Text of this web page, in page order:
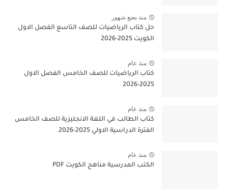
منذ بضع شهور
حل كتاب الرياضيات للصف التاسع الفصل الاول
الكويت 2025-2026
منذ عام
كتاب الرياضيات للصف الخامس الفصل الاول
2025-2026
منذ عام
كتاب الطالب في اللغة الانجليزية للصف الخامس
الفترة الدراسية الاولي 2025-2026
منذ عام
الكتب المدرسية مناهج الكويت PDF